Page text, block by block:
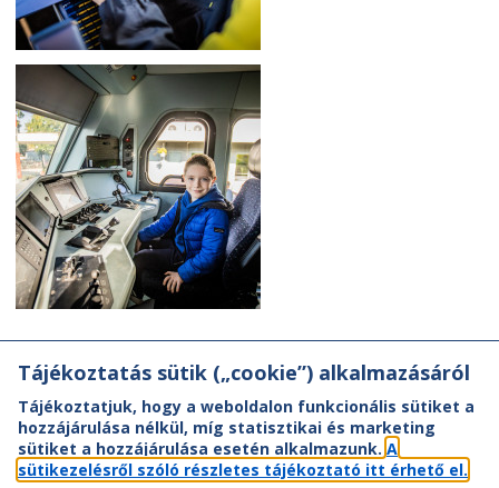
Tájékoztatás sütik („cookie”) alkalmazásáról
Tájékoztatjuk, hogy a weboldalon funkcionális sütiket a
hozzájárulása nélkül, míg statisztikai és marketing
sütiket a hozzájárulása esetén alkalmazunk. A
sütikezelésről szóló részletes tájékoztató itt érhető el.